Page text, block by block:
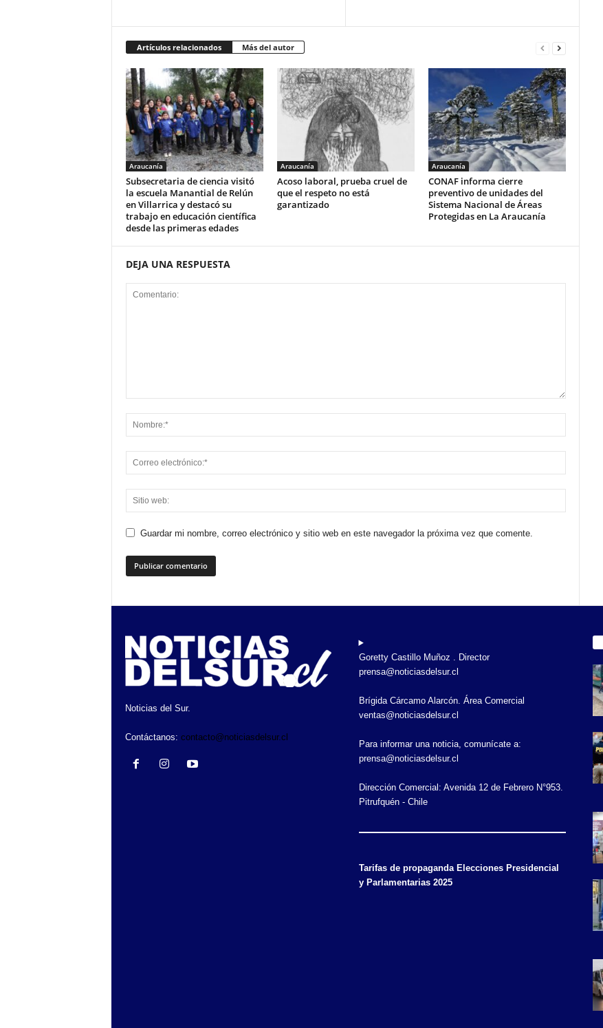
Artículos relacionados Más del autor
Araucanía
Subsecretaria de ciencia visitó
la escuela Manantial de Relún
en Villarrica y destacó su
trabajo en educación científica
desde las primeras edades
Araucanía
Acoso laboral, prueba cruel de
que el respeto no está
garantizado
Araucanía
CONAF informa cierre
preventivo de unidades del
Sistema Nacional de Áreas
Protegidas en La Araucanía
DEJA UNA RESPUESTA
Guardar mi nombre, correo electrónico y sitio web en este navegador la próxima vez que comente.
Noticias del Sur.
Contáctanos: contacto@noticiasdelsur.cl
Goretty Castillo Muñoz . Director
prensa@noticiasdelsur.cl
Brígida Cárcamo Alarcón. Área Comercial
ventas@noticiasdelsur.cl
Para informar una noticia, comunícate a:
prensa@noticiasdelsur.cl
Dirección Comercial: Avenida 12 de Febrero N°953.
Pitrufquén - Chile
Tarifas de propaganda Elecciones Presidencial
y Parlamentarias 2025